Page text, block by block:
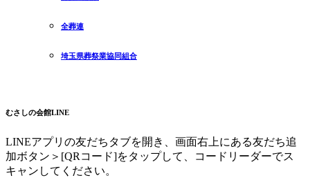
全葬連
埼玉県葬祭業協同組合
むさしの会館LINE
LINEアプリの友だちタブを開き、画面右上にある友だち追
加ボタン＞[QRコード]をタップして、コードリーダーでス
キャンしてください。